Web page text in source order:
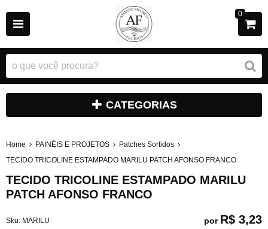
0
CATEGORIAS
Home PAINÉIS E PROJETOS
Patches Sortidos
TECIDO TRICOLINE ESTAMPADO MARILU PATCH AFONSO FRANCO
TECIDO TRICOLINE ESTAMPADO MARILU
PATCH AFONSO FRANCO
Sku: MARILU
por R$ 3,23